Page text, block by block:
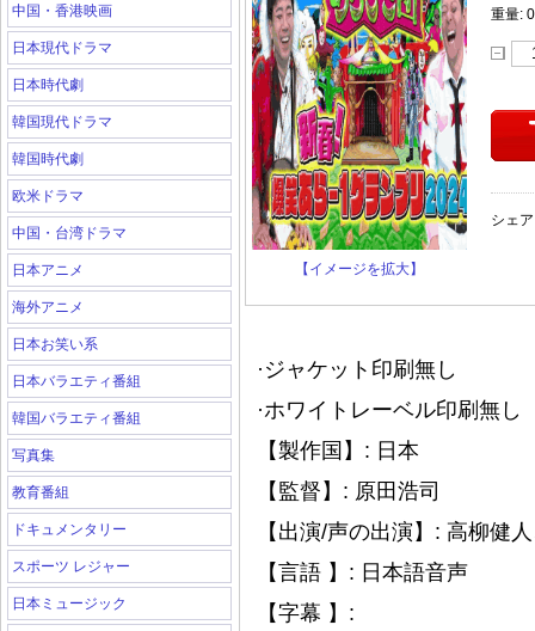
中国・香港映画
日本現代ドラマ
日本時代劇
韓国現代ドラマ
韓国時代劇
欧米ドラマ
中国・台湾ドラマ
日本アニメ
海外アニメ
日本お笑い系
日本バラエティ番組
韓国バラエティ番組
写真集
教育番組
ドキュメンタリー
スポーツ レジャー
日本ミュージック
【イメージを拡大】
重量:
シェ
·ジャケット印刷無し
·ホワイトレーベル印刷無
【製作国】: 日本
【監督】: 原田浩司
【出演/声の出演】: 高柳健
【言語 】: 日本語音声
【字幕 】: